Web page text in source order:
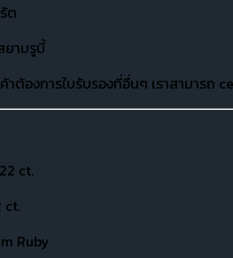
ต
ยามรูบี้
ต้องการใบรับรองที่อื่นๆ เราสามารถ
ct.
ct.
Ruby